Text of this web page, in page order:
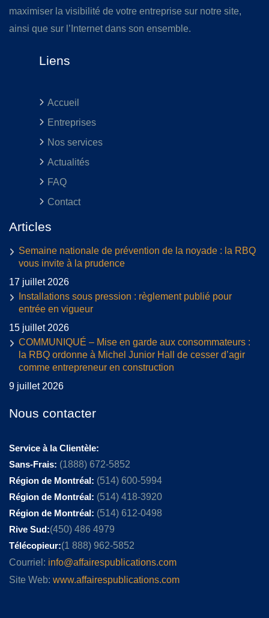
maximiser la visibilité de votre entreprise sur notre site,
ainsi que sur l’Internet dans son ensemble.
Liens
Accueil
Entreprises
Nos services
Actualités
FAQ
Contact
Articles
Semaine nationale de prévention de la noyade : la RBQ
vous invite à la prudence
17 juillet 2026
Installations sous pression : règlement publié pour
entrée en vigueur
15 juillet 2026
COMMUNIQUÉ – Mise en garde aux consommateurs :
la RBQ ordonne à Michel Junior Hall de cesser d’agir
comme entrepreneur en construction
9 juillet 2026
Nous contacter
Service à la Clientèle:
Sans-Frais: (1888) 672-5852
Région de Montréal: (514) 600-5994
Région de Montréal: (514) 418-3920
Région de Montréal: (514) 612-0498
Rive Sud:(450) 486 4979
Télécopieur:(1 888) 962-5852
Courriel: info@affairespublications.com
Site Web: www.affairespublications.com